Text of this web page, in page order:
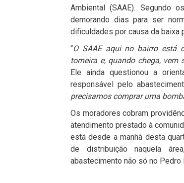
Ambiental (SAAE). Segundo
demorando dias para ser
dificuldades por causa da baixa
“O SAAE aqui no bairro está
torneira e, quando chega,
Ele ainda questionou a
responsável pelo
precisamos comprar uma
Os moradores cobram
atendimento prestado à
está desde a manhã desta
de distribuição naquela
abastecimento não só no Pedro